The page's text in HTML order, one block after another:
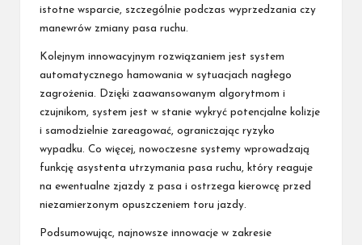
istotne wsparcie, szczególnie podczas wyprzedzania czy
manewrów zmiany pasa ruchu.
Kolejnym innowacyjnym rozwiązaniem jest system
automatycznego hamowania w sytuacjach nagłego
zagrożenia. Dzięki zaawansowanym algorytmom i
czujnikom, system jest w stanie wykryć potencjalne kolizje
i samodzielnie zareagować, ograniczając ryzyko
wypadku. Co więcej, nowoczesne systemy wprowadzają
funkcję asystenta utrzymania pasa ruchu, który reaguje
na ewentualne zjazdy z pasa i ostrzega kierowcę przed
niezamierzonym opuszczeniem toru jazdy.
Podsumowując, najnowsze innowacje w zakresie